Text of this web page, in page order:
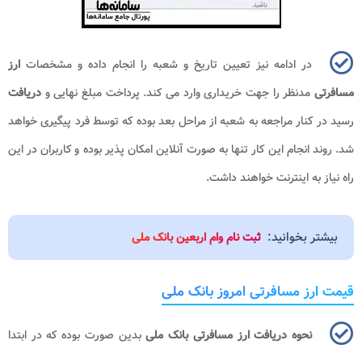
در ادامه نیز تعیین تاریخ و شعبه را انجام داده و مشخصات ارز
مسافرتی مدنظر را جهت خریداری وارد می کند. پرداخت مبلغ نهایی و دریافت
رسید در کنار مراجعه به شعبه از مراحل بعد بوده که توسط فرد پیگیری خواهد
شد. روند انجام این کار تنها به صورت آنلاین امکان پذیر بوده و کاربران در این
راه نیاز به اینترنت خواهند داشت.
بیشتر بخوانید: ثبت نام وام اربعین بانک ملی
قیمت ارز مسافرتی امروز بانک ملی
نحوه دریافت ارز مسافرتی بانک ملیبدین صورت بوده که در ابتدا